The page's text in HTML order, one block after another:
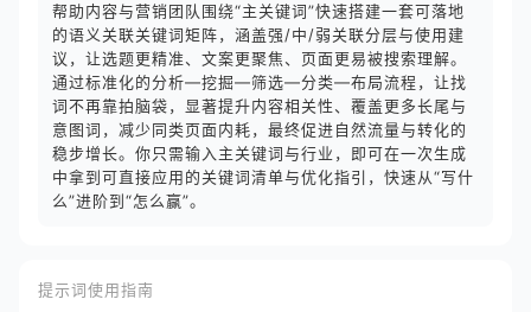
帮助内容与营销团队围绕“主关键词”快速搭建一套可落地
的语义关联关键词矩阵，涵盖强/中/弱关联分层与使用建
议，让选题更精准、文案更聚焦、页面更易被搜索理解。
通过标准化的分析—挖掘—筛选—分类—布局流程，让找
词不再靠拍脑袋，显著提升内容相关性、覆盖更多长尾与
意图词，减少同类页面内耗，最终促进自然流量与转化的
稳步增长。你只需输入主关键词与行业，即可在一次生成
中拿到可直接应用的关键词清单与优化指引，快速从“写什
么”进阶到“怎么赢”。
提示词使用指南